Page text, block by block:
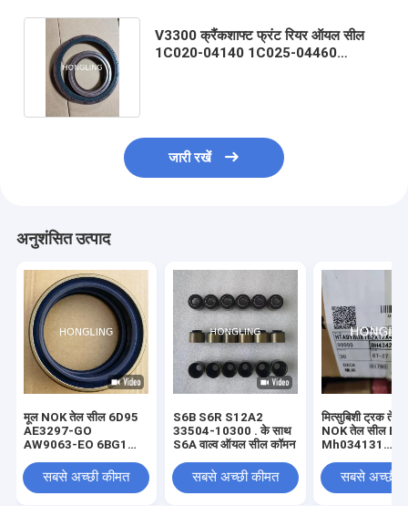
V3300 क्रैंकशाफ्ट फ्रंट रियर ऑयल सील
1C020-04140 1C025-04460
जारी रखें
अनुशंसित उत्पाद
मूल NOK तेल सील 6D95
AE3297-GO
AW9063-EO 6BG1
FO 4TNE94 4M40
फ्रंट और रियर तेल सील
सबसे अच्छी कीमत
S6B S6R S12A2
33504-10300 . के साथ
S6A वाल्व ऑयल सील कॉमन
सबसे अच्छी कीमत
मित्सुबिशी ट्रक तेल
NOK तेल सील
Mh034131
नोकसबसे अच्छी